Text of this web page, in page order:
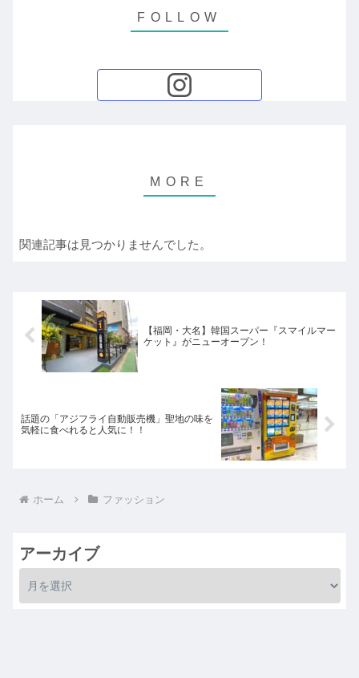
関連記事は見つかりませんでした。
【福岡・大名】韓国スーパー『スマイルマー
ケット』がニューオープン！
話題の「アジフライ自動販売機」聖地の味を
気軽に食べれると人気に！！
ホーム ファッション
アーカイブ